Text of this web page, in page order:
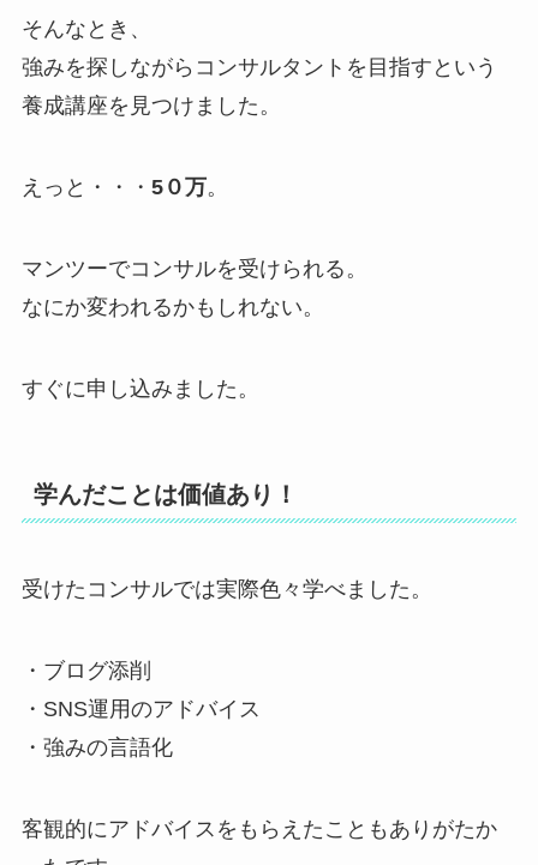
そんなとき、
強みを探しながらコンサルタントを目指すという
養成講座を見つけました。
えっと・・・ 5０万。
マンツーでコンサルを受けられる。
なにか変われるかもしれない。
すぐに申し込みました。
学んだことは価値あり！
受けたコンサルでは実際色々学べました。
・ブログ添削
・SNS運用のアドバイス
・強みの言語化
客観的にアドバイスをもらえたこともありがたか